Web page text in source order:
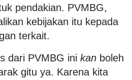
pendakian. PVMBG,
kebijakan itu kepada
terkait.
dari PVMBG ini kan boleh
gitu ya. Karena kita